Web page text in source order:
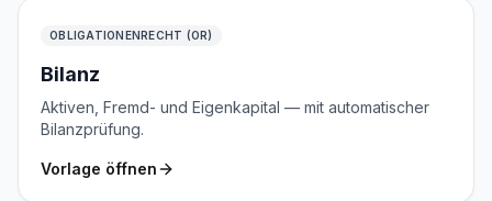
OBLIGATIONENRECHT (OR)
Bilanz
Aktiven, Fremd- und Eigenkapital — mit automatischer
Bilanzprüfung.
Vorlage öffnen